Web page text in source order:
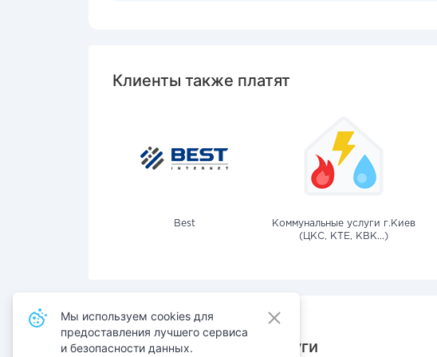
Клиенты также платят
Best
Коммунальные услуги г.Киев
(ЦКС, КТЕ, КВК...)
Также оплачивают услуги
Мы используем cookies для
предоставления лучшего сервиса
и безопасности данных.